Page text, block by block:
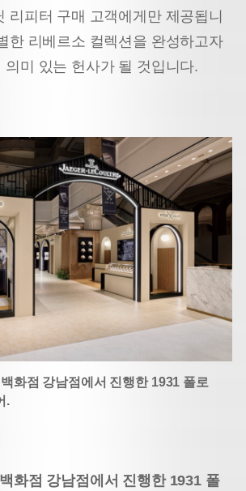
리피터 구매 고객에게만 제공됩니
한 리베르소 컬렉션을 완성하고자
의미 있는 헌사가 될 것입니다.
화점 강남점에서 진행한 1931 폴로
.
화점 강남점에서 진행한 1931 폴